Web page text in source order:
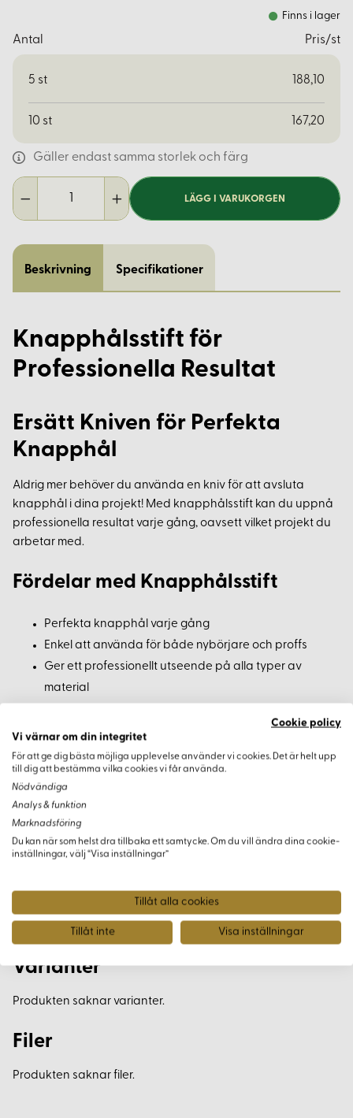
Finns i lager
Antal Pris/st
5 st 188,10
10 st 167,20
Gäller endast samma storlek och färg
LÄGG I VARUKORGEN
Beskrivning Specifikationer
Knapphålsstift för
Professionella Resultat
Ersätt Kniven för Perfekta
Knapphål
Aldrig mer behöver du använda en kniv för att avsluta
knapphål i dina projekt! Med knapphålsstift kan du uppnå
professionella resultat varje gång, oavsett vilket projekt du
arbetar med.
Fördelar med Knapphålsstift
Perfekta knapphål varje gång
Enkel att använda för både nybörjare och proffs
Ger ett professionellt utseende på alla typer av
material
Arbeta med Olika Lädertjocklekar
Om du arbetar med olika lädertjocklekar, överväg att välja
precision i varje projekt.
Ett Oumbärligt Verktyg
Varianter
Produkten saknar varianter.
Filer
Produkten saknar filer.
Cookie policy
Vi värnar om din integritet
För att ge dig bästa möjliga upplevelse använder vi cookies. Det är helt upp
till dig att bestämma vilka cookies vi får använda.
Nödvändiga
Analys & funktion
Marknadsföring
Du kan när som helst dra tillbaka ett samtycke. Om du vill ändra dina cookie-
inställningar, välj “Visa inställningar”
Tillåt alla cookies
Tillåt inte Visa inställningar